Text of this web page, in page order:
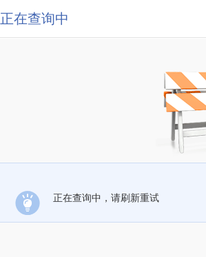
正在查询中
正在查询中，请刷新重试